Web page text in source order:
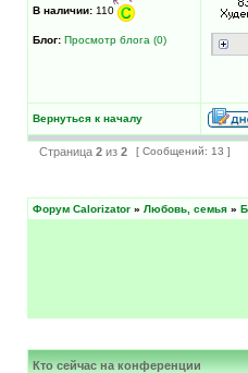
В наличии: 110
Блог: Просмотр блога (0)
Вернуться к началу
Страница 2 из 2 [ Сообщений: 13 ]
Форум Calorizator » Любовь, семья »
Кто сейчас на конференции